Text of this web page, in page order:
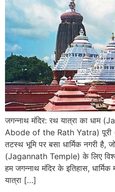
जगन्नाथ मंदिर: रथ यात्रा का धाम
Abode of the Rath Yatra) पूरी
तटस्थ भूमि पर बसा धार्मिक नगरी है,
(Jagannath Temple) के लिए
हम जगन्नाथ मंदिर के इतिहास,
यात्रा […]